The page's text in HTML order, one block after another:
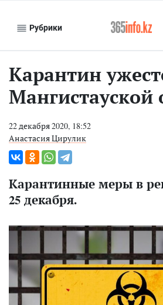
Рубрики
Карантин
Мангистауской
22 декабря 2020, 18:52
Анастасия Цирулик
Карантинные меры в
25 декабря.